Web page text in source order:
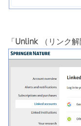
「Unlink（リンク解